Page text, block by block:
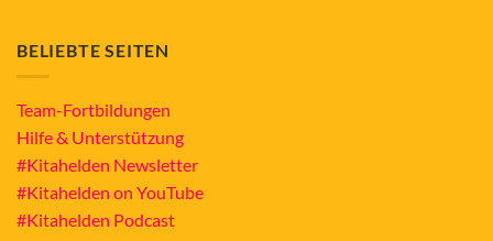
BELIEBTE SEITEN
Team-Fortbildungen
Hilfe & Unterstützung
#Kitahelden Newsletter
#Kitahelden on YouTube
#Kitahelden Podcast